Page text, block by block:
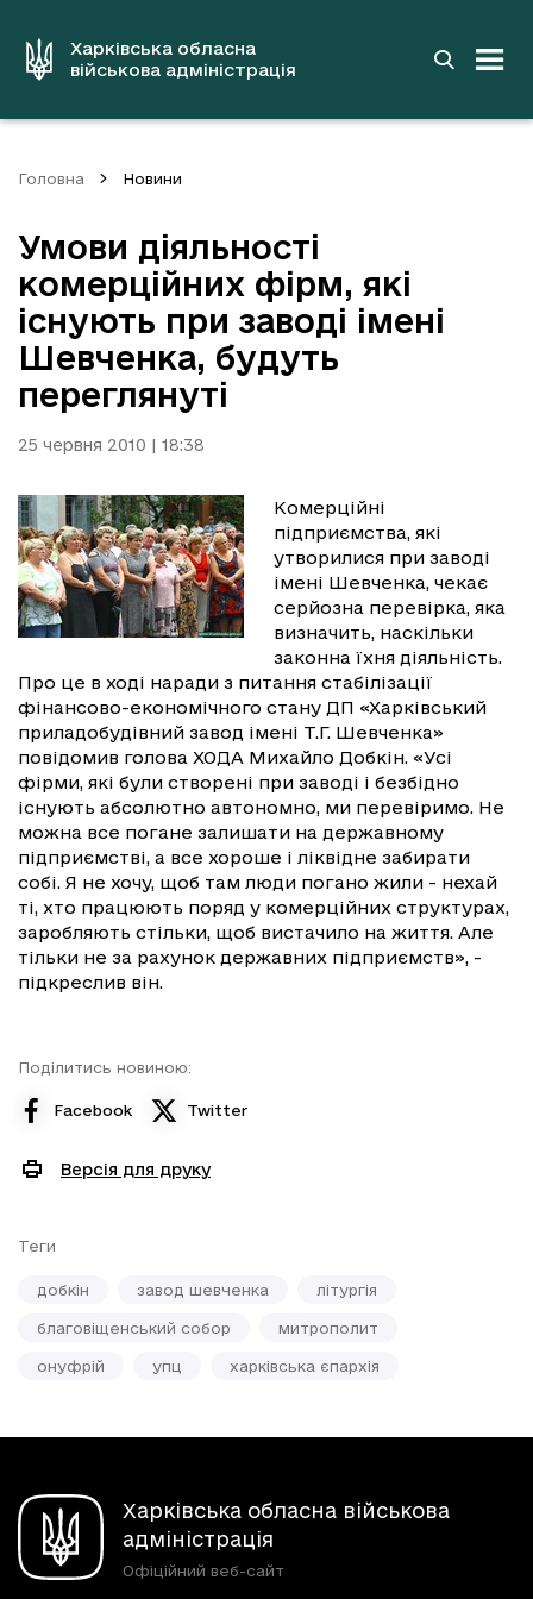
вмістуХарківська обласна
військова адміністрація
Головна Новини
Умови діяльності
комерційних фірм, які
існують при заводі імені
Шевченка, будуть
переглянуті
25 червня 2010 | 18:38
Комерційні
підприємства, які
утворилися при заводі
імені Шевченка, чекає
серйозна перевірка, яка
визначить, наскільки
законна їхня діяльність.
Про це в ході наради з питання стабілізації
фінансово-економічного стану ДП «Харківський
приладобудівний завод імені Т.Г. Шевченка»
повідомив голова ХОДА Михайло Добкін. «Усі
фірми, які були створені при заводі і безбідно
існують абсолютно автономно, ми перевіримо. Не
можна все погане залишати на державному
підприємстві, а все хороше і ліквідне забирати
собі. Я не хочу, щоб там люди погано жили - нехай
ті, хто працюють поряд у комерційних структурах,
заробляють стільки, щоб вистачило на життя. Але
тільки не за рахунок державних підприємств», -
підкреслив він.
Поділитись новиною:
Facebook Twitter
Версія для друку
Теги
добкін завод шевченка літургія
благовіщенський собор митрополит
онуфрій упц харківська єпархія
Харківська обласна військова
адміністрація
Офіційний веб-сайт